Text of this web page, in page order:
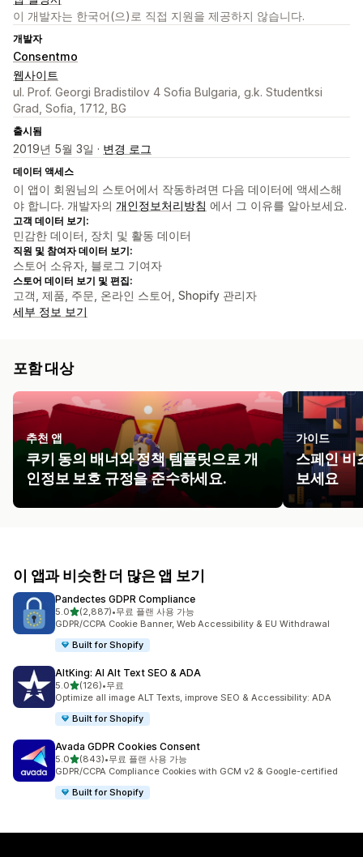
이 개발자는 한국어(으)로 직접 지원을 제공하지 않습니다.
개발자
Consentmo
웹사이트
ul. Prof. Georgi Bradistilov 4 Sofia Bulgaria, g.k. Studentksi
Grad, Sofia, 1712, BG
출시됨
2019년 5월 3일 · 변경 로그
데이터 액세스
이 앱이 회원님의 스토어에서 작동하려면 다음 데이터에 액세스해
야 합니다. 개발자의 개인정보처리방침 에서 그 이유를 알아보세요.
고객 데이터 보기:
민감한 데이터, 장치 및 활동 데이터
직원 및 참여자 데이터 보기:
스토어 소유자, 블로그 기여자
스토어 데이터 보기 및 편집:
고객, 제품, 주문, 온라인 스토어, Shopify 관리자
세부 정보 보기
포함 대상
추천 앱
쿠키 동의 배너와 정책 템플릿으로 개
인정보 보호 규정을 준수하세요.
가이드
스페인 비
보세요
이 앱과 비슷한 더 많은 앱 보기
Pandectes GDPR Compliance
5.0별 5개 중
(2,887)
총 리뷰 2887개
•무료 플랜 사용 가능
GDPR/CCPA Cookie Banner, Web Accessibility & EU Withdrawal
Built for Shopify
AltKing: AI Alt Text SEO & ADA
5.0별 5개 중
(126)
총 리뷰 126개
•무료
Optimize all image ALT Texts, improve SEO & Accessibility: ADA
Built for Shopify
Avada GDPR Cookies Consent
5.0별 5개 중
(843)
총 리뷰 843개
•무료 플랜 사용 가능
GDPR/CCPA Compliance Cookies with GCM v2 & Google-certified
Built for Shopify